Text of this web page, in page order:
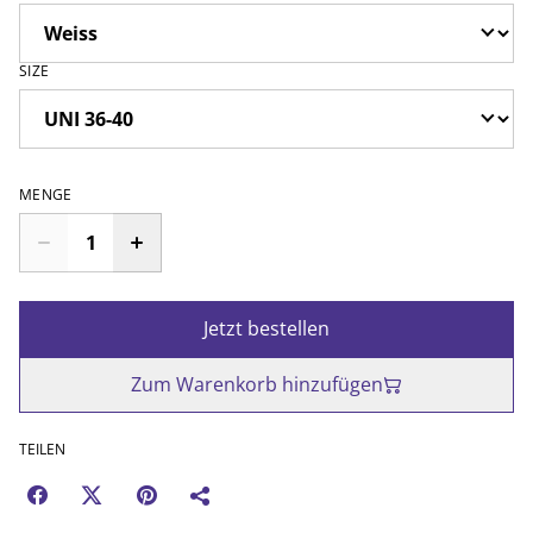
SIZE
MENGE
Jetzt bestellen
Zum Warenkorb hinzufügen
TEILEN